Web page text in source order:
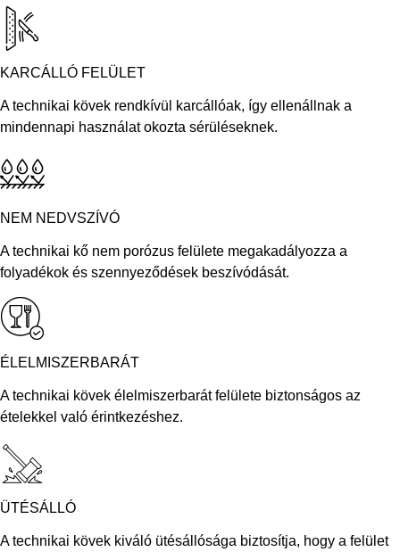
KARCÁLLÓ FELÜLET
A technikai kövek rendkívül karcállóak, így ellenállnak a
mindennapi használat okozta sérüléseknek.
NEM NEDVSZÍVÓ
A technikai kő nem porózus felülete megakadályozza a
folyadékok és szennyeződések beszívódását.
ÉLELMISZERBARÁT
A technikai kövek élelmiszerbarát felülete biztonságos az
ételekkel való érintkezéshez.
ÜTÉSÁLLÓ
A technikai kövek kiváló ütésállósága biztosítja, hogy a felület